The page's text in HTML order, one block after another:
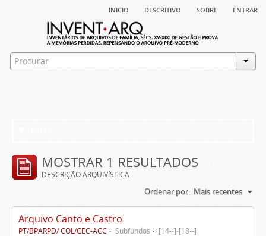
início descritivo sobre entrar
MOSTRAR 1 RESULTADOS
DESCRIÇÃO ARQUIVÍSTICA
Ordenar por: Mais recentes
Arquivo Canto e Castro
PT/BPARPD/ COL/CEC-ACC Subfundos [14--]-[18--]